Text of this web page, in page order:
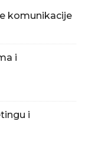
komunikacije
i
i